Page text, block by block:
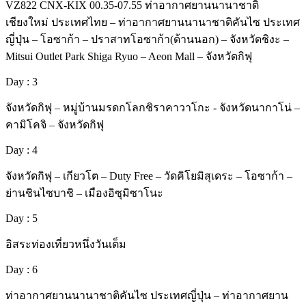
VZ822 CNX-KIX 00.35-07.55 ท่าอากาศยานนานาชาติ
เชียงใหม่ ประเทศไทย – ท่าอากาศยานนานาชาติคันไซ ประเทศ
ญี่ปุ่น – โอซาก้า – ปราสาทโอซาก้า(ด้านนอก) – จังหวัดชิงะ –
Mitsui Outlet Park Shiga Ryuo – Aeon Mall – จังหวัดกิฟุ
Day : 3
จังหวัดกิฟุ – หมู่บ้านมรดกโลกชิราคาวาโกะ - จังหวัดนากาโน่ –
คามิโคจิ – จังหวัดกิฟุ
Day : 4
จังหวัดกิฟุ – เกียวโต – Duty Free – วัดคิโยมิสุเดระ – โอซาก้า –
ย่านชินไซบาชิ – เมืองอิซุมิซาโนะ
Day : 5
อิสระท่องเที่ยวหนึ่งวันเต็ม
Day : 6
ท่าอากาศยานนานาชาติคันไซ ประเทศญี่ปุ่น – ท่าอากาศยาน